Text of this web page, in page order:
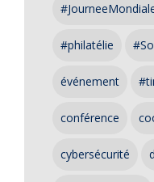
#philatélie
événement
conférence
cybersécurité